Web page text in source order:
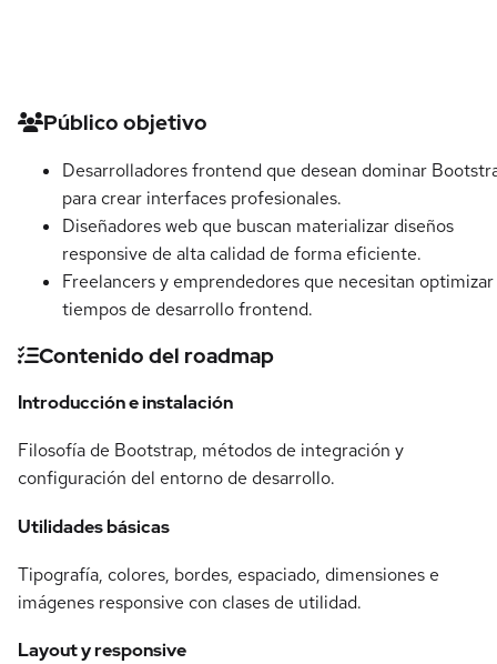
Detalles del curso
Público objetivo
Desarrolladores frontend que desean dominar
para crear interfaces profesionales.
Diseñadores web que buscan materializar diseños
responsive de alta calidad de forma eficiente.
Freelancers y emprendedores que necesitan optimizar
tiempos de desarrollo frontend.
Contenido del roadmap
Introducción e instalación
Filosofía de Bootstrap, métodos de integración y
configuración del entorno de desarrollo.
Utilidades básicas
Tipografía, colores, bordes, espaciado, dimensiones e
imágenes responsive con clases de utilidad.
Layout y responsive